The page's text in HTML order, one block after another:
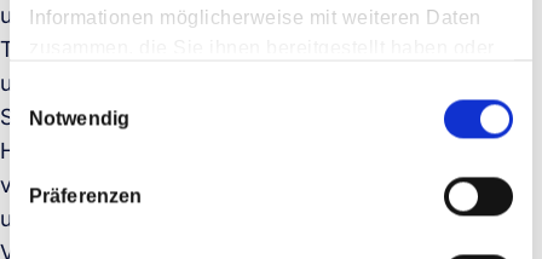
Informationen möglicherweise mit weiteren Daten
gesammelt haben.
E
i
n
w
i
Notwendig
Präferenzen
uns dem chinesischen Neujahr 2024 nähern.
Traditionell steigt die Nachfrage in diesem Zeitraum
und die Kapazitäten werden knapper. Die laufenden
Schiffsumleitungen werden diese saisonalen
Herausforderungen voraussichtlich weiter
verschärfen. Verlader sollten proaktiv vorausplanen,
um längere Transitzeiten und ein erhöhtes Risiko von
Verzögerungen zu berücksichtigen, um die Stabilität